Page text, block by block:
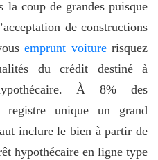
la coup de grandes puisque
de constructions
emprunt voiturerisquez
du crédit destiné à
À 8% des
registre unique un grand
inclure le bien à partir de
hypothécaire en ligne type